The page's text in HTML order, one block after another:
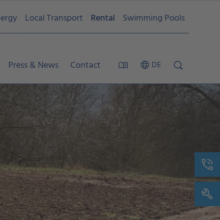
Local Transport Rental Swimming Pools
Press & News Contact DE